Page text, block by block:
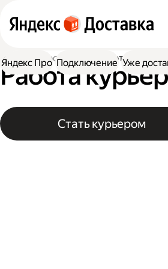
Работа в Доставке Работа
Работа
Стать курьером
Яндекс Про Подключение Уже